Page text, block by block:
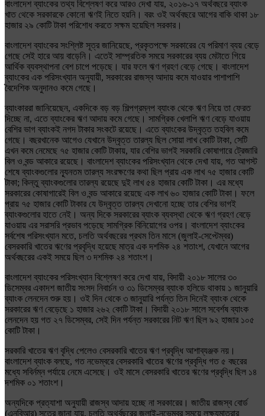
বাংলাদেশ ব্যাংকের তথ্য বিশ্লেষণ করে আরও দেখা যায়, ২০১৬-১৭ অর্থবছরে ব্যাংক
খাত থেকে সরকারকে কোনো ঋণই নিতে হয়নি। বরং ওই অর্থবছরে আগের বাকি থাকা ১৮
হাজার ২৯ কোটি টাকা পরিশোধ করতে সক্ষম হয়েছিল সরকার।
বাংলাদেশ ব্যাংকের সংশ্লিষ্ট সূত্র জানিয়েছে, প্রকৃতপক্ষে সরকারের যে পরিমাণ ব্যয় বেড়ে
গেছে সেই হারে আয় বাড়েনি। এতেই সাম্প্রতিক সময়ে সরকারের ব্যয় মেটাতে গিয়ে
আর্থিক ব্যবস্থাপনা বেশ চাপে পড়েছে। যার ফলে ঋণ গ্রহণ বেড়ে গেছে। বাংলাদেশ
ব্যাংকের এক পরিসংখ্যান অনুযায়ী, সরকারের রাজস্ব আদায় কমে যাওয়ার পাশাপাশি
বৈদেশিক অনুদানও কমে গেছে।
ব্যাংকাররা জানিয়েছেন, একদিকে বড় বড় শিল্পগ্রম্নপ ব্যাংক থেকে ঋণ নিয়ে তা ফেরত
দিচ্ছে না, এতে ব্যাংকের ঋণ আদায় কমে গেছে। সামগ্রিক খেলাপি ঋণ বেড়ে যাওয়ায়
বেশির ভাগ ব্যাংকই নগদ টাকার সংকটে রয়েছে। এতে ব্যাংকের উদ্বৃত্ত তহবিল কমে
গেছে। বছরখানেক আগেও যেখানে উদ্বৃত্ত তারল্য ছিল সোয়া লাখ কোটি টাকা, সেটি
এখন কমে নেমেছে ৭৫ হাজার কোটি টাকায়, যার বেশির ভাগই সরকারি কোষাগারে ট্রেজারি
বিল ও বন্ড আকারে রয়েছে। বাংলাদেশ ব্যাংকের পরিসংখ্যান থেকে দেখা যায়, গত আগস্ট
শেষে ব্যাংকগুলোর নূ্যনতম তারল্য সংরক্ষণের কথা ছিল প্রায় এক লাখ ৭৫ হাজার কোটি
টাকা; কিন্তু ব্যাংকগুলোর তারল্য রয়েছে দুই লাখ ৫৪ হাজার কোটি টাকা। এর মধ্যে
সরকারের কোষাগারেই বিল ও বন্ড আকারে রয়েছে এক লাখ ৬০ হাজার কোটি টাকা। ফলে
প্রায় ৭৫ হাজার কোটি টাকার যে উদ্বৃত্ত তারল্য দেখানো হচ্ছে তার বেশির ভাগই
ব্যাংকগুলোর হাতে নেই। অন্য দিকে সরকারের ব্যাংক ব্যবস্থা থেকে ঋণ গ্রহণ বেড়ে
যাওয়ায় এর সরাসরি প্রভাব পড়েছে সামগ্রিক বিনিয়োগের ওপর। বাংলাদেশ ব্যাংকের
সর্বশেষ পরিসংখ্যান মতে, চলতি অর্থবছরের প্রথম তিন মাসে (জুলাই-সেপ্টেম্বর)
বেসরকারি খাতের ঋণের প্রবৃদ্ধি হয়েছে মাত্র এক দশমিক ২৪ শতাংশ, যেখানে আগের
অর্থবছরের একই সময়ে ছিল ৩ দশমিক ২৪ শতাংশ।
বাংলাদেশ ব্যাংকের পরিসংখ্যান বিশ্লেষণ করে দেখা যায়, বিদায়ী ২০১৮ সালের ৩০
ডিসেম্বর একাদশ জাতীয় সংসদ নিবার্চন ও ৩১ ডিসেম্বর ব্যাংক হলিডে থাকায় ১ জানুয়ারি
ব্যাংক লেনদেন শুরু হয়। ওই দিন থেকে ৩ জানুয়ারি পর্যন্ত তিন দিনেই ব্যাংক থেকে
সরকারের ঋণ বেড়েছে ১ হাজার ২৬২ কোটি টাকা। বিদায়ী ২০১৮ সালে সবের্শষ ব্যাংক
লেনদেন হয় গত ২৭ ডিসেম্বর, সেই দিন পর্যন্ত সরকারের নিট ঋণ ছিল ৯২ হাজার ১০৫
কোটি টাকা।
সরকারি খাতের ঋণ বৃদ্ধি পেলেও বেসরকারি খাতের ঋণ প্রবৃদ্ধি আশাব্যঞ্জক নয়।
বাংলাদেশ ব্যাংক বলছে, গত নভেম্বরে বেসরকারি খাতের ঋণের প্রবৃদ্ধি গত ৫ বছরের
মধ্যে সবির্নম্ন পর্যায়ে নেমে এসেছে। ওই মাসে বেসরকারি খাতের ঋণের প্রবৃদ্ধি ছিল ১৪
দশমিক ০১ শতাংশ।
অন্যদিকে প্রত্যাশা অনুযায়ী রাজস্ব আদায় হচ্ছে না সরকারের। জাতীয় রাজস্ব বোর্ড
(এনবিআর) সূত্রে জানা যায়, চলতি অথর্বছরের জুলাই-নভেম্বর সময়ে লক্ষ্যমাত্রার